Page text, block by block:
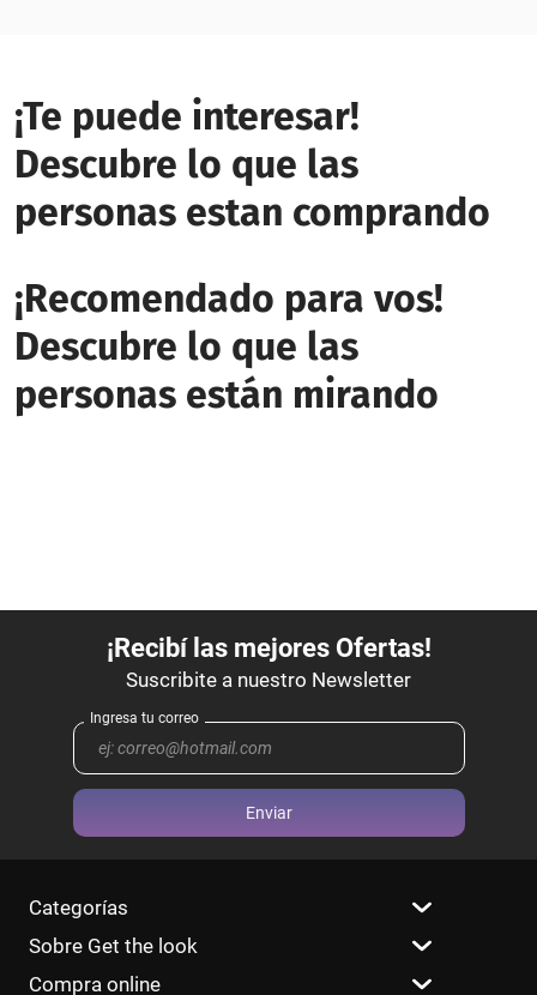
¡Te puede interesar!
Descubre lo que las
personas estan comprando
¡Recomendado para vos!
Descubre lo que las
personas están mirando
Enviar
Categorías
Sobre Get the look
Compra online